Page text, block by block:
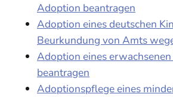
Adoption beantragen
Adoption eines deutschen
Beurkundung von Amts
Adoption eines
beantragen
Adoptionspflege eines